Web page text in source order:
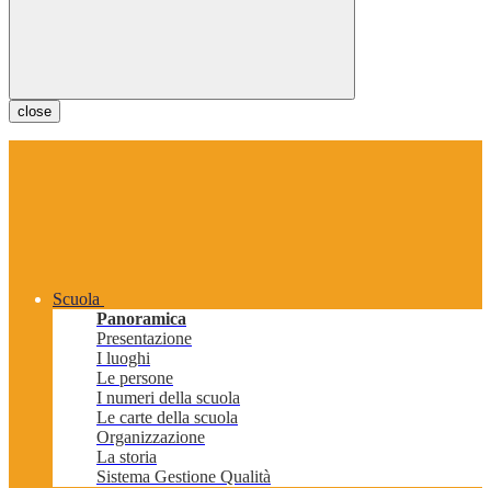
close
Scuola
Panoramica
Presentazione
I luoghi
Le persone
I numeri della scuola
Le carte della scuola
Organizzazione
La storia
Sistema Gestione Qualità